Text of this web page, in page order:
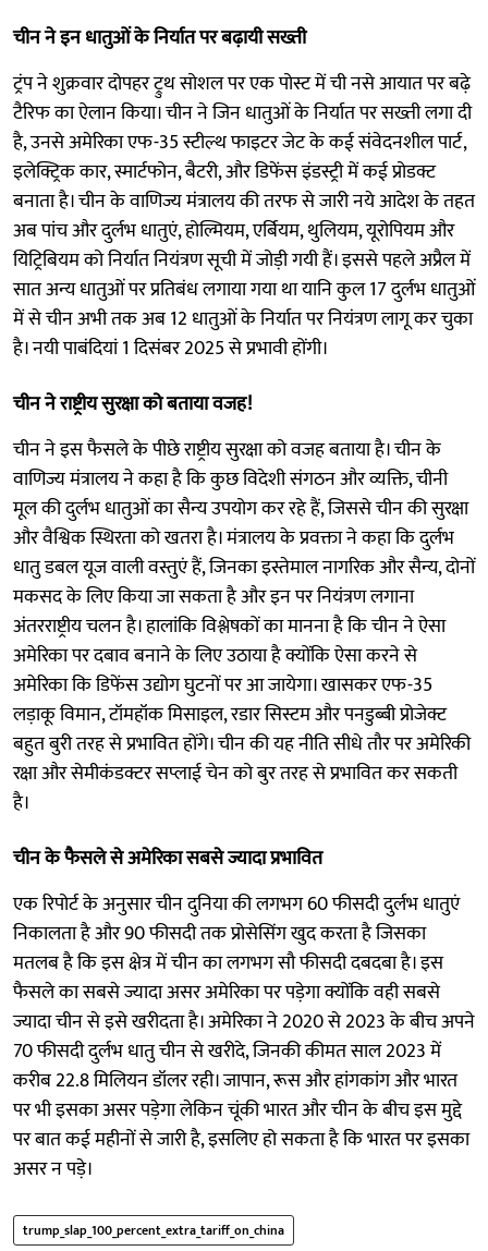
चीन ने इन धातुओं के निर्यात पर बढ़ायी सख्ती
ट्रंप ने शुक्रवार दोपहर ट्रुथ सोशल पर एक पोस्ट में ची नसे आयात पर बढ़े
टैरिफ का ऐलान किया। चीन ने जिन धातुओं के निर्यात पर सख्ती लगा दी
है, उनसे अमेरिका एफ-35 स्टील्थ फाइटर जेट के कई संवेदनशील पार्ट,
इलेक्ट्रिक कार, स्मार्टफोन, बैटरी, और डिफेंस इंडस्ट्री में कई प्रोडक्ट
बनाता है। चीन के वाणिज्य मंत्रालय की तरफ से जारी नये आदेश के तहत
अब पांच और दुर्लभ धातुएं, होल्मियम, एर्बियम, थुलियम, यूरोपियम और
यिट्रिबियम को निर्यात नियंत्रण सूची में जोड़ी गयी हैं। इससे पहले अप्रैल में
सात अन्य धातुओं पर प्रतिबंध लगाया गया था यानि कुल 17 दुर्लभ धातुओं
में से चीन अभी तक अब 12 धातुओं के निर्यात पर नियंत्रण लागू कर चुका
है। नयी पाबंदियां 1 दिसंबर 2025 से प्रभावी होंगी।
चीन ने राष्ट्रीय सुरक्षा को बताया वजह!
चीन ने इस फैसले के पीछे राष्ट्रीय सुरक्षा को वजह बताया है। चीन के
वाणिज्य मंत्रालय ने कहा है कि कुछ विदेशी संगठन और व्यक्ति, चीनी
मूल की दुर्लभ धातुओं का सैन्य उपयोग कर रहे हैं, जिससे चीन की सुरक्षा
और वैश्विक स्थिरता को खतरा है। मंत्रालय के प्रवक्ता ने कहा कि दुर्लभ
धातु डबल यूज वाली वस्तुएं हैं, जिनका इस्तेमाल नागरिक और सैन्य, दोनों
मकसद के लिए किया जा सकता है और इन पर नियंत्रण लगाना
अंतरराष्ट्रीय चलन है। हालांकि विश्लेषकों का मानना है कि चीन ने ऐसा
अमेरिका पर दबाव बनाने के लिए उठाया है क्योंकि ऐसा करने से
अमेरिका कि डिफेंस उद्योग घुटनों पर आ जायेगा। खासकर एफ-35
लड़ाकू विमान, टॉमहॉक मिसाइल, रडार सिस्टम और पनडुब्बी प्रोजेक्ट
बहुत बुरी तरह से प्रभावित होंगे। चीन की यह नीति सीधे तौर पर अमेरिकी
रक्षा और सेमीकंडक्टर सप्लाई चेन को बुर तरह से प्रभावित कर सकती
है।
चीन के फैसले से अमेरिका सबसे ज्यादा प्रभावित
एक रिपोर्ट के अनुसार चीन दुनिया की लगभग 60 फीसदी दुर्लभ धातुएं
निकालता है और 90 फीसदी तक प्रोसेसिंग खुद करता है जिसका
मतलब है कि इस क्षेत्र में चीन का लगभग सौ फीसदी दबदबा है। इस
फैसले का सबसे ज्यादा असर अमेरिका पर पड़ेगा क्योंकि वही सबसे
ज्यादा चीन से इसे खरीदता है। अमेरिका ने 2020 से 2023 के बीच अपने
70 फीसदी दुर्लभ धातु चीन से खरीदे, जिनकी कीमत साल 2023 में
करीब 22.8 मिलियन डॉलर रही। जापान, रूस और हांगकांग और भारत
पर भी इसका असर पड़ेगा लेकिन चूंकी भारत और चीन के बीच इस मुद्दे
पर बात कई महीनों से जारी है, इसलिए हो सकता है कि भारत पर इसका
असर न पड़े।
trump_slap_100_percent_extra_tariff_on_china